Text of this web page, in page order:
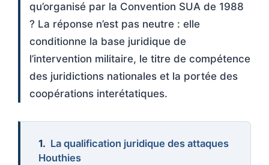
qu’organisé par la Convention SUA de 1988
? La réponse n’est pas neutre : elle
conditionne la base juridique de
l’intervention militaire, le titre de compétence
des juridictions nationales et la portée des
coopérations interétatiques.
La qualification juridique des attaques
Houthies